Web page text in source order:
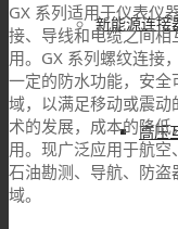
新能源连接
高压
GX 系列适用于仪表仪
接、导线和电缆之间相
用。GX 系列螺纹连接
一定的防水功能，安
域，以满足移动或震
术的发展，成本的降
用。现广泛应用于航空
石油勘测、导航、防
域。